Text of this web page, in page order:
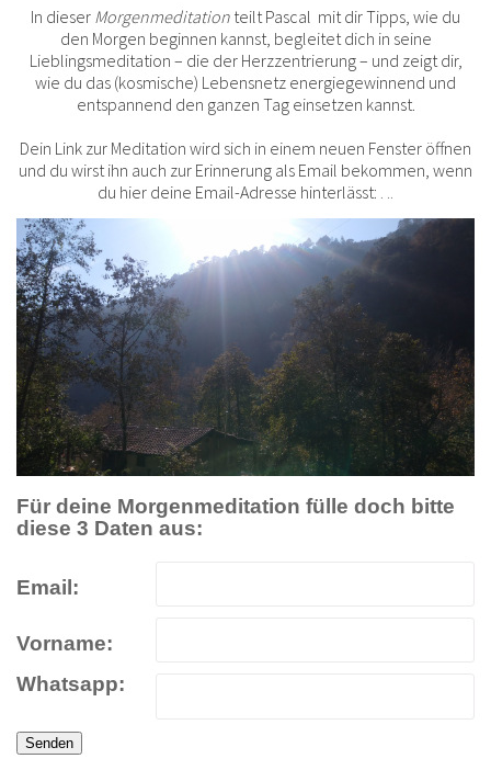
In dieser Morgenmeditation teilt Pascal mit dir Tipps, wie du
den Morgen beginnen kannst, begleitet dich in seine
Lieblingsmeditation – die der Herzzentrierung – und zeigt dir,
wie du das (kosmische) Lebensnetz energiegewinnend und
entspannend den ganzen Tag einsetzen kannst.
Dein Link zur Meditation wird sich in einem neuen Fenster öffnen
und du wirst ihn auch zur Erinnerung als Email bekommen, wenn
du hier deine Email-Adresse hinterlässt: . ..
Für deine Morgenmeditation fülle doch bitte
diese 3 Daten aus:
Email:
Vorname:
Whatsapp: